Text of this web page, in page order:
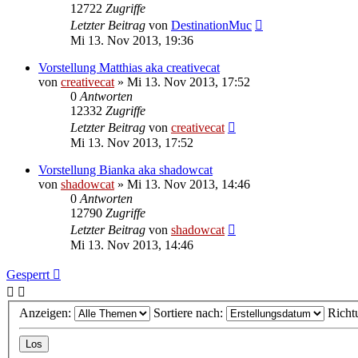
12722 Zugriffe
Letzter Beitrag von DestinationMuc
Mi 13. Nov 2013, 19:36
Vorstellung Matthias aka creativecat
von creativecat » Mi 13. Nov 2013, 17:52
0 Antworten
12332 Zugriffe
Letzter Beitrag von creativecat
Mi 13. Nov 2013, 17:52
Vorstellung Bianka aka shadowcat
von shadowcat » Mi 13. Nov 2013, 14:46
0 Antworten
12790 Zugriffe
Letzter Beitrag von shadowcat
Mi 13. Nov 2013, 14:46
Gesperrt
Anzeigen: Sortiere nach: